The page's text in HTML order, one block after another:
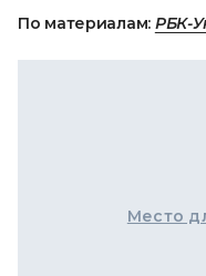
По материалам: РБК-
Место